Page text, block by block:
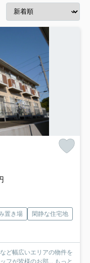
置き場
閑静な住宅地
ど幅広いエリアの物件を
フが皆様のお部... もっと